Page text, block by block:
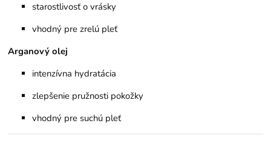
starostlivosť o vrásky
vhodný pre zrelú pleť
Arganový olej
intenzívna hydratácia
zlepšenie pružnosti pokožky
vhodný pre suchú pleť